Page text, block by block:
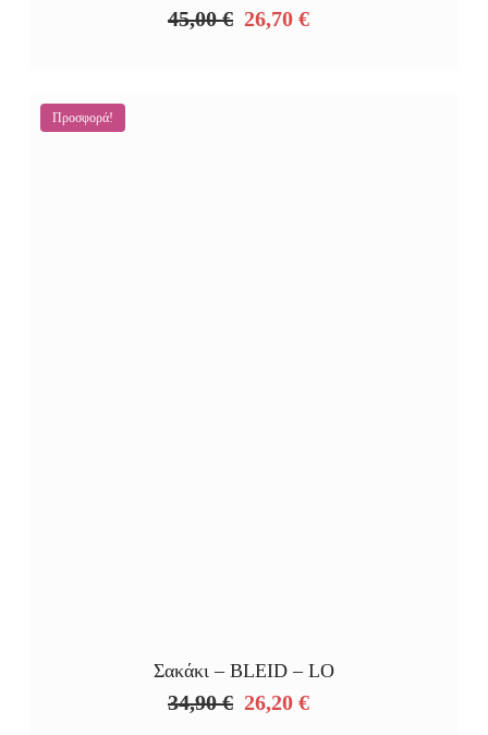
45,00€ Original
26,70 €
Η
Προσφορά!
Σακάκι – BLEID – LO
34,90€ Original
26,20 €
Η